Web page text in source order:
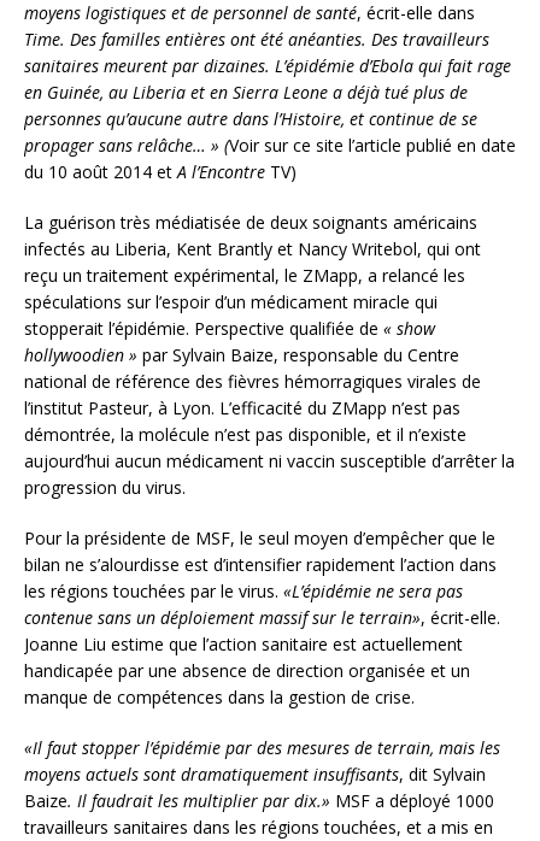
moyens logistiques et de personnel de santé, écrit-elle dans
Time. Des familles entières ont été anéanties. Des travailleurs
sanitaires meurent par dizaines. L’épidémie d’Ebola qui fait rage
en Guinée, au Liberia et en Sierra Leone a déjà tué plus de
personnes qu’aucune autre dans l’Histoire, et continue de se
propager sans relâche… » (Voir sur ce site l’article publié en date
du 10 août 2014 etA l’Encontre TV)
La guérison très médiatisée de deux soignants américains
infectés au Liberia, Kent Brantly et Nancy Writebol, qui ont
reçu un traitement expérimental, le ZMapp, a relancé les
spéculations sur l’espoir d’un médicament miracle qui
stopperait l’épidémie. Perspective qualifiée de « show
hollywoodien » par Sylvain Baize, responsable du Centre
national de référence des fièvres hémorragiques virales de
l’institut Pasteur, à Lyon. L’efficacité du ZMapp n’est pas
démontrée, la molécule n’est pas disponible, et il n’existe
aujourd’hui aucun médicament ni vaccin susceptible d’arrêter la
progression du virus.
Pour la présidente de MSF, le seul moyen d’empêcher que le
bilan ne s’alourdisse est d’intensifier rapidement l’action dans
les régions touchées par le virus. «L’épidémie ne sera pas
contenue sans un déploiement massif sur le terrain», écrit-elle.
Joanne Liu estime que l’action sanitaire est actuellement
handicapée par une absence de direction organisée et un
manque de compétences dans la gestion de crise.
«Il faut stopper l’épidémie par des mesures de terrain, mais les
moyens actuels sont dramatiquement insuffisants, dit Sylvain
Baize. Il faudrait les multiplier par dix.» MSF a déployé 1000
travailleurs sanitaires dans les régions touchées, et a mis en